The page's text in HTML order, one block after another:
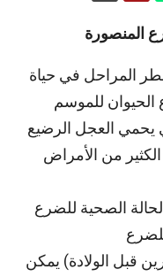
المنصورة
المراحل في حياة
الحيوان للموسم
يحمي العجل الرضيع
الكثير من الأمراض
الصحية للضرع
قبل الولادة) يمكن